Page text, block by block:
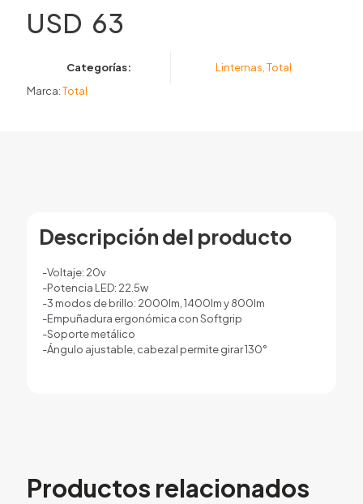
USD 63
Categorías: Linternas Total
Marca:Total
Descripción del producto
-Voltaje: 20v
-Potencia LED: 22.5w
-3 modos de brillo: 2000lm, 1400lm y 800lm
-Empuñadura ergonómica con Softgrip
-Soporte metálico
-Ángulo ajustable, cabezal permite girar 130°
Productos relacionados